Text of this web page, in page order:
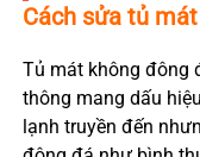
Cách sửa tủ
Tủ mát không đông
thông mang dấu
lạnh truyền đến